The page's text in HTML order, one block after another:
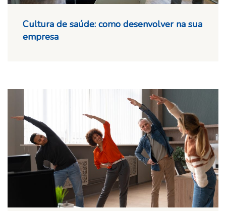
Cultura de saúde: como desenvolver na sua
empresa